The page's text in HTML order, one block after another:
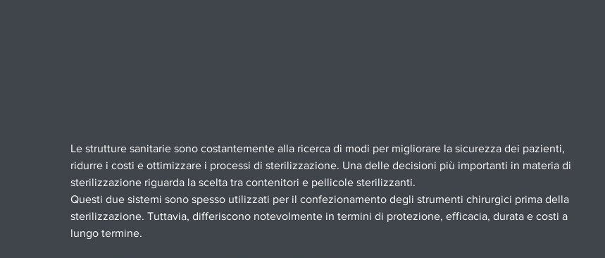
Le strutture sanitarie sono costantemente alla ricerca di modi per migliorare la sicurezza dei pazienti,
ridurre i costi e ottimizzare i processi di sterilizzazione. Una delle decisioni più importanti in materia di
sterilizzazione riguarda la scelta tra contenitori e pellicole sterilizzanti.
Questi due sistemi sono spesso utilizzati per il confezionamento degli strumenti chirurgici prima della
sterilizzazione. Tuttavia, differiscono notevolmente in termini di protezione, efficacia, durata e costi a
lungo termine.